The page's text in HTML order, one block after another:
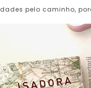
pelo caminho,